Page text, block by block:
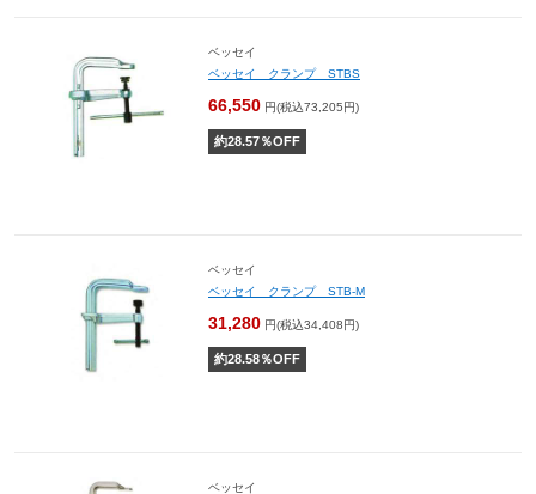
ベッセイ
ベッセイ クランプ STBS
66,550 円(税込73,205円)
約28.57％OFF
ベッセイ
ベッセイ クランプ STB-M
31,280 円(税込34,408円)
約28.58％OFF
ベッセイ